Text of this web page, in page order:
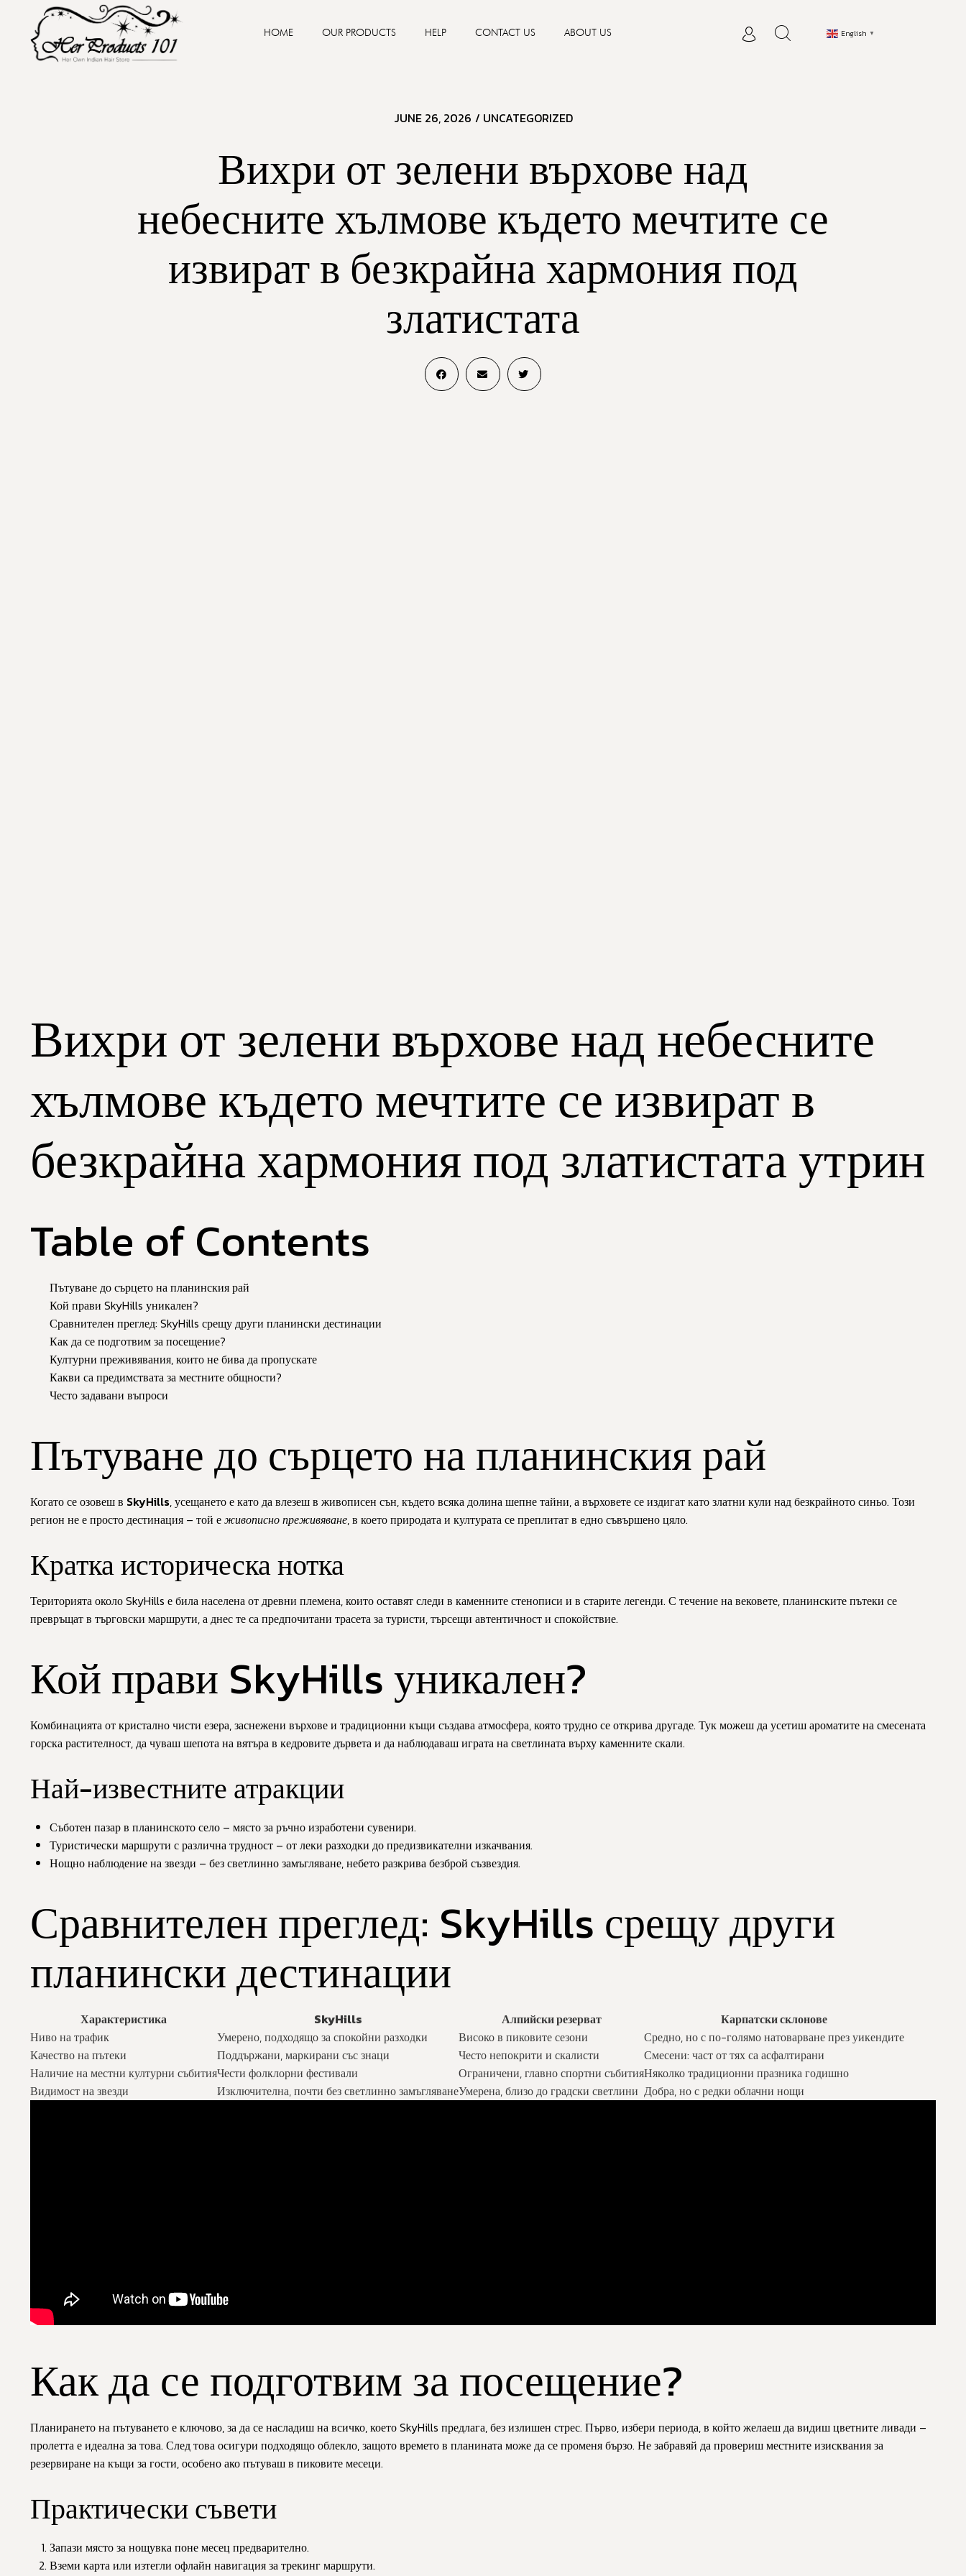
HOME OUR PRODUCTS HELP CONTACT US ABOUT US English ▼
JUNE 26, 2026 / UNCATEGORIZED
Вихри от зелени върхове над
небесните хълмове където мечтите се
извират в безкрайна хармония под
златистата
Вихри от зелени върхове над небесните
хълмове където мечтите се извират в
безкрайна хармония под златистата утрин
Table of Contents
Пътуване до сърцето на планинския рай
Кой прави SkyHills уникален?
Сравнителен преглед: SkyHills срещу други планински дестинации
Как да се подготвим за посещение?
Културни преживявания, които не бива да пропускате
Какви са предимствата за местните общности?
Често задавани въпроси
Пътуване до сърцето на планинския рай
Когато се озовеш в SkyHills, усещането е като да влезеш в живописен сън, където всяка долина шепне тайни, а върховете се издигат като златни кули над безкрайното синьо. Този
регион не е просто дестинация – той еживописно преживяване, в което природата и културата се преплитат в едно съвършено цяло.
Кратка историческа нотка
Територията около SkyHills е била населена от древни племена, които оставят следи в каменните стенописи и в старите легенди. С течение на вековете, планинските пътеки се
превръщат в търговски маршрути, а днес те са предпочитани трасета за туристи, търсещи автентичност и спокойствие.
Кой прави SkyHills уникален?
Комбинацията откристално чисти езера,заснежени върховеи традиционни къщи създава атмосфера, която трудно се открива другаде. Тук можеш да усетиш ароматите на смесената
горска растителност, да чуваш шепота на вятъра в кедровите дървета и да наблюдаваш играта на светлината върху каменните скали.
Най-известните атракции
Съботен пазар в планинското село – място за ръчно изработени сувенири.
Туристически маршрути с различна трудност – от леки разходки до предизвикателни изкачвания.
Нощно наблюдение на звезди – без светлинно замъгляване, небето разкрива безброй съзвездия.
Сравнителен преглед: SkyHills срещу други
планински дестинации
Характеристика SkyHills Алпийски резерват
Карпатски склонове
Ниво на трафик
Умерено, подходящо за спокойни разходки Високо в пиковите сезони
Средно, но с по-голямо натоварване през уикендите
Качество на пътеки
Поддържани, маркирани със знаци Често непокрити и скалисти
Смесени: част от тях са асфалтирани
Наличие на местни културни събитияЧести фолклорни фестивали Ограничени, главно спортни събитияНяколко традиционни празника годишно
Видимост на звезди
Изключителна, почти без светлинно замъгляванеУмерена, близо до градски светлини Добра, но с редки облачни нощи
Как да се подготвим за посещение?
Планирането на пътуването е ключово, за да се насладиш на всичко, което SkyHills предлага, без излишен стрес. Първо, избери периода, в който желаеш да видиш цветните ливади –
пролетта е идеална за това. След това осигури подходящо облекло, защото времето в планината може да се променя бързо. Не забравяй да провериш местните изисквания за
резервиране на къщи за гости, особено ако пътуваш в пиковите месеци.
Практически съвети
Запази място за нощувка поне месец предварително.
Вземи карта или изтегли офлайн навигация за трекинг маршрути.